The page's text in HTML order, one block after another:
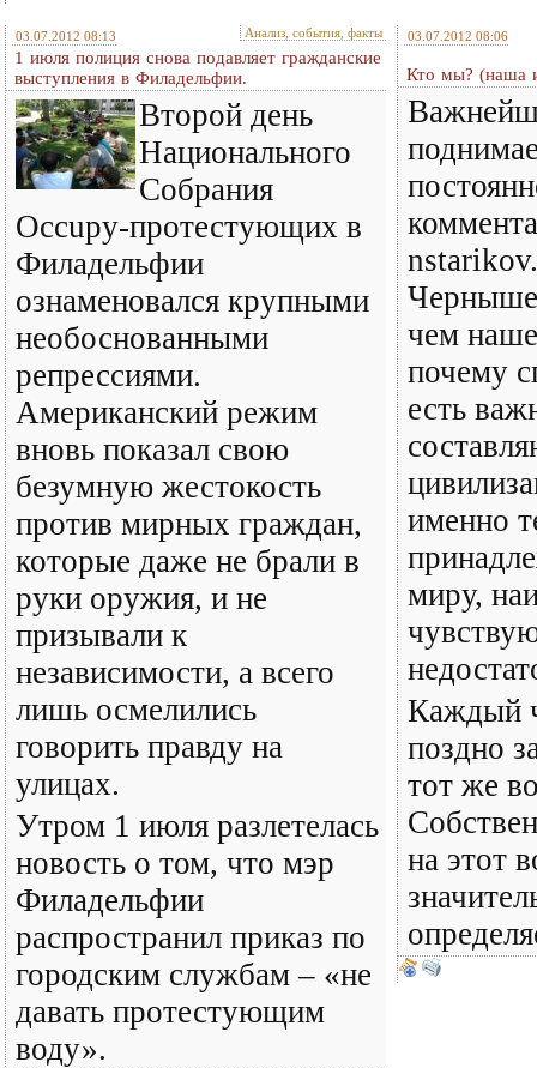
03.07.2012 08:13 Анализ, события, факты
1 июля полиция снова подавляет гражданские
выступления в Филадельфии.
Второй день
Национального
Собрания
Occupy-протестующих в
Филадельфии
ознаменовался крупными
необоснованными
репрессиями.
Американский режим
вновь показал свою
безумную жестокость
против мирных граждан,
которые даже не брали в
руки оружия, и не
призывали к
независимости, а всего
лишь осмелились
говорить правду на
улицах.
Утром 1 июля разлетелась
новость о том, что мэр
Филадельфии
распространил приказ по
городским службам – «не
давать протестующим
воду».
03.07.2012 08:06
Кто мы? (наша
чем
почему
есть
именно
миру,
Каждый
поздно
тот же
на этот